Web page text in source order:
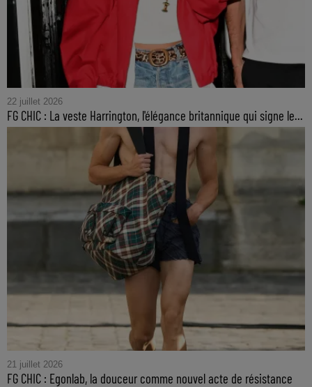
22 juillet 2026
FG CHIC : La veste Harrington, l'élégance britannique qui signe le...
21 juillet 2026
FG CHIC : Egonlab, la douceur comme nouvel acte de résistance